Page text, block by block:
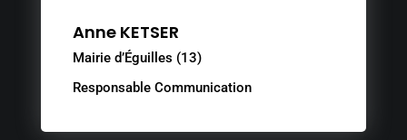
Anne KETSER
Mairie d’Éguilles (13)
Responsable Communication